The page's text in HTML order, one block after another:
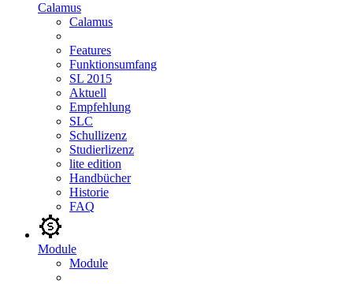
Calamus
Calamus
Features
Funktionsumfang
SL 2015
Aktuell
Empfehlung
SLC
Schullizenz
Studierlizenz
lite edition
Handbücher
Historie
FAQ
Module
Module